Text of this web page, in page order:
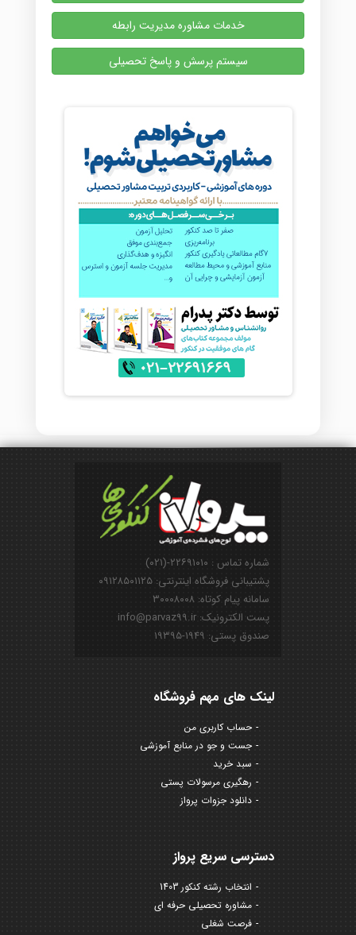
خدمات مشاوره مدیریت رابطه
سیستم پرسش و پاسخ تحصیلی
شماره تماس : ۲۲۶۹۱۰۱۰-(۰۲۱)
پشتیبانی فروشگاه اینترنتی: ۰۹۱۲۸۵۰۱۱۲۵
سامانه پیام کوتاه: ۳۰۰۰۸۰۰۸
پست الکترونیک: info@parvaz99.ir
صندوق پستی: ۱۹۴۹-۱۹۳۹۵
لینک های مهم فروشگاه
حساب کاربری من
جست و جو در منابع آموزشی
سبد خرید
رهگیری مرسولات پستی
دانلود جزوات پرواز
دسترسی سریع پرواز
انتخاب رشته کنکور 1403
مشاوره تحصیلی حرفه ای
فرصت شغلی